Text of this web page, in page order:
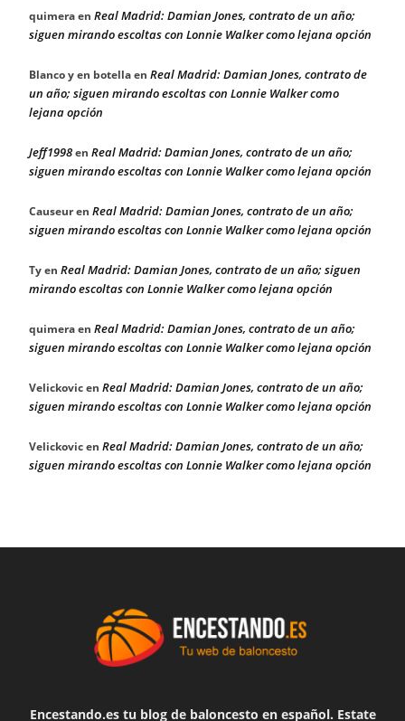
quimeraen Real Madrid: Damian Jones, contrato de un año;
siguen mirando escoltas con Lonnie Walker como lejana opción
Blanco y en botellaen Real Madrid: Damian Jones, contrato de
un año; siguen mirando escoltas con Lonnie Walker como
lejana opción
Jeff1998en Real Madrid: Damian Jones, contrato de un año;
siguen mirando escoltas con Lonnie Walker como lejana opción
Causeuren Real Madrid: Damian Jones, contrato de un año;
siguen mirando escoltas con Lonnie Walker como lejana opción
Tyen Real Madrid: Damian Jones, contrato de un año; siguen
mirando escoltas con Lonnie Walker como lejana opción
quimeraen Real Madrid: Damian Jones, contrato de un año;
siguen mirando escoltas con Lonnie Walker como lejana opción
Velickovicen Real Madrid: Damian Jones, contrato de un año;
siguen mirando escoltas con Lonnie Walker como lejana opción
Velickovicen Real Madrid: Damian Jones, contrato de un año;
siguen mirando escoltas con Lonnie Walker como lejana opción
Encestando.es tu blog de baloncesto en español. Estate